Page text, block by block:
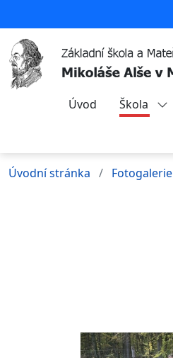
Úvod Škola
Úvodní stránka Fotogalerie